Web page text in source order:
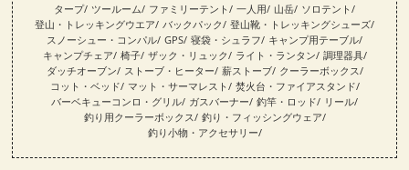
タープ ツールーム ファミリーテント 一人用 山岳 ソロテント
登山・トレッキングウエア
バックパック
登山靴・トレッキングシューズ
スノーシュー・コンパル GPS 寝袋・シュラフ
キャンプ用テーブル
キャンプチェア 椅子 ザック・リュック ライト・ランタン 調理器具
ダッチオーブン
ストーブ・ヒーター 薪ストーブ
クーラーボックス
コット・ベッド
マット・サーマレスト
焚火台・ファイアスタンド
バーベキューコンロ・グリル ガスバーナー 釣竿・ロッド
リール
釣り用クーラーボックス
釣り・フィッシングウェア
釣り小物・アクセサリー